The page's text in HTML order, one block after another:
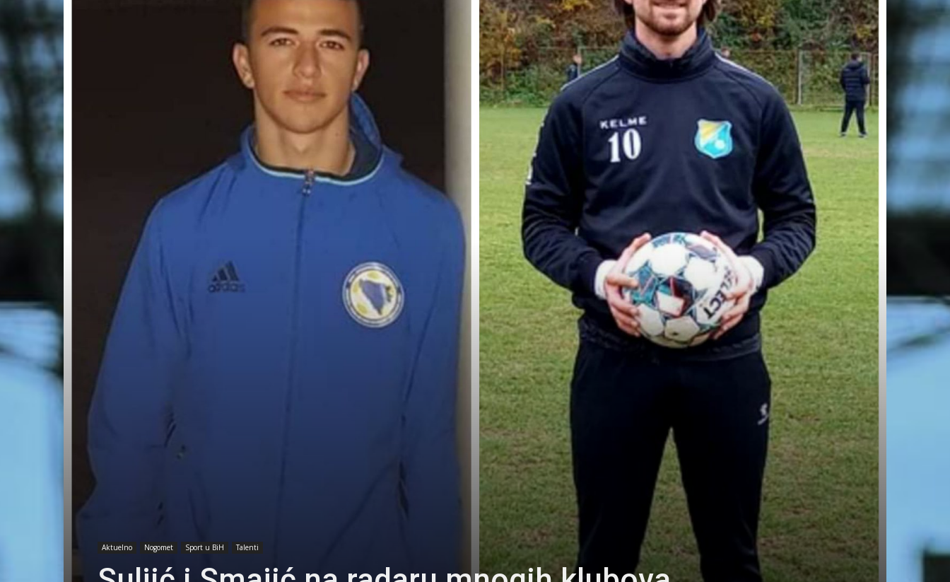
Aktuelno Nogomet Sport u BiH Talenti